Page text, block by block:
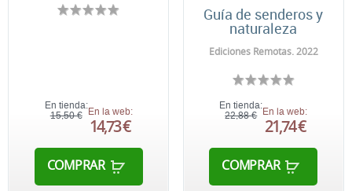
En tienda:
15,50 € En la web:
14,73 €
COMPRAR
Guía de senderos y
naturaleza
Ediciones Remotas. 2022
En tienda:
22,88 €
En la web:
21,74 €
COMPRAR